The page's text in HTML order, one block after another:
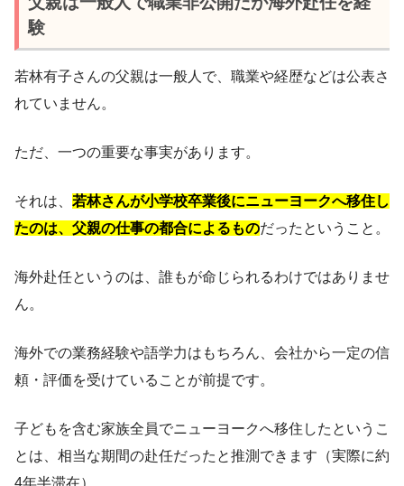
験
若林有子さんの父親は一般人で、職業や経歴などは公表さ
れていません。
ただ、一つの重要な事実があります。
それは、 若林さんが小学校卒業後にニューヨークへ移住し
たのは、父親の仕事の都合によるものだったということ。
海外赴任というのは、誰もが命じられるわけではありませ
ん。
海外での業務経験や語学力はもちろん、会社から一定の信
頼・評価を受けていることが前提です。
子どもを含む家族全員でニューヨークへ移住したというこ
とは、相当な期間の赴任だったと推測できます（実際に約
4年半滞在）。